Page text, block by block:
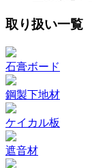
取り扱い一覧
石膏ボード
鋼製下地材
ケイカル板
遮音材